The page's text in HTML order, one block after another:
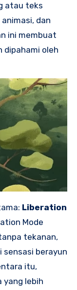
atau teks
dan
ini membuat
dipahami oleh
Liberation
Mode
tekanan,
sensasi berayun
itu,
yang lebih